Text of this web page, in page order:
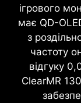
ігрового
має QD-
з
частоту
відгуку
ClearMR